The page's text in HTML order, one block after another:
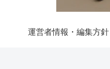
運営者情報・編集方針